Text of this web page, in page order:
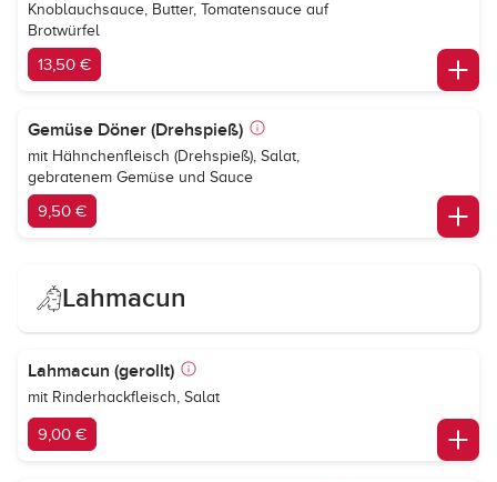
Knoblauchsauce, Butter, Tomatensauce auf
Brotwürfel
13,50 €
Gemüse Döner (Drehspieß)
mit Hähnchenfleisch (Drehspieß), Salat,
gebratenem Gemüse und Sauce
9,50 €
Lahmacun
Lahmacun (gerollt)
mit Rinderhackfleisch, Salat
9,00 €